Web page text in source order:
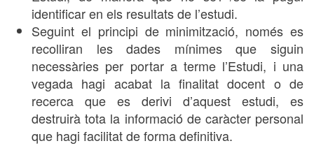
identificar en els resultats de l’estudi.
Seguint el principi de minimització, només es
recolliran les dades mínimes que siguin
necessàries per portar a terme l’Estudi, i una
vegada hagi acabat la finalitat docent o de
recerca que es derivi d’aquest estudi, es
destruirà tota la informació de caràcter personal
que hagi facilitat de forma definitiva.